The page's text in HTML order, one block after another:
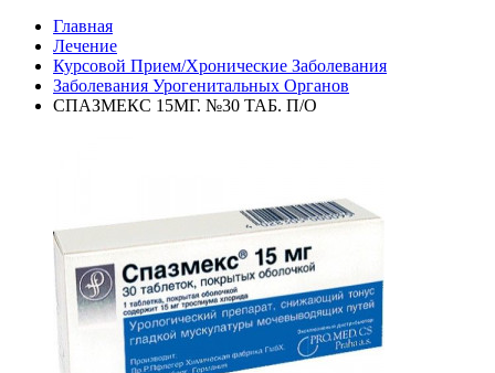
Главная
Лечение
Курсовой Прием/Хронические Заболевания
Заболевания Урогенитальных Органов
СПАЗМЕКС 15МГ. №30 ТАБ. П/О